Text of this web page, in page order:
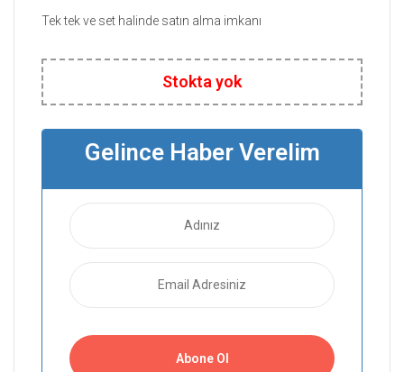
Tek tek ve set halinde satın alma imkanı
Stokta yok
Gelince Haber Verelim